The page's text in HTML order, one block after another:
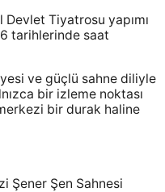
Tiyatrosu yapımı
tarihlerinde saat
ve güçlü sahne diliyle
bir izleme noktası
bir durak haline
Şener Şen Sahnesi